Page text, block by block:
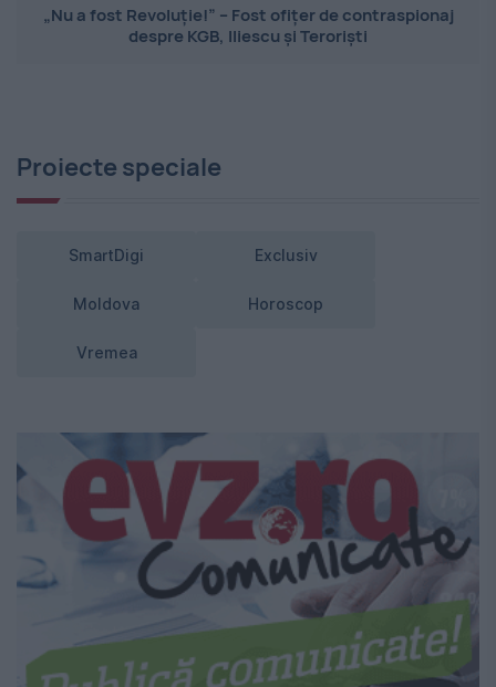
„Nu a fost Revoluție!” – Fost ofițer de contraspionaj
despre KGB, Iliescu și Teroriști
Proiecte speciale
SmartDigi Exclusiv
Moldova Horoscop
Vremea